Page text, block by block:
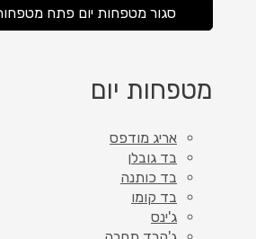
סגור מטפחות יום פתח
מטפחות יום
אריג מודפס
בד גובלן
בד כותנה
בד קומו
ג'ינס